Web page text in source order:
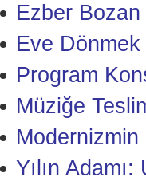
Ezber Bozan
Eve
Program
Müziğe
Modernizmin
Yılın